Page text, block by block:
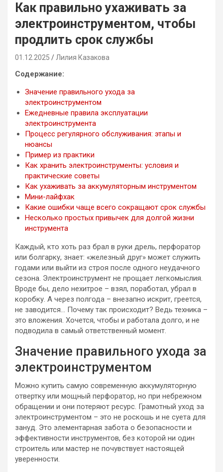
Как правильно ухаживать за
электроинструментом, чтобы
продлить срок службы
01.12.2025 Лилия Казакова
Содержание:
Значение правильного ухода за
электроинструментом
Ежедневные правила эксплуатации
электроинструмента
Процесс регулярного обслуживания: этапы и
нюансы
Пример из практики
Как хранить электроинструменты: условия и
практические советы
Как ухаживать за аккумуляторным инструментом
Мини-лайфхак
Какие ошибки чаще всего сокращают срок службы
Несколько простых привычек для долгой жизни
инструмента
Каждый, кто хоть раз брал в руки дрель, перфоратор
или болгарку, знает: «железный друг» может служить
годами или выйти из строя после одного неудачного
сезона. Электроинструмент не прощает легкомыслия.
Вроде бы, дело нехитрое – взял, поработал, убрал в
коробку. А через полгода – внезапно искрит, греется,
не заводится… Почему так происходит? Ведь техника –
это вложения. Хочется, чтобы и работала долго, и не
подводила в самый ответственный момент.
Значение правильного ухода за
электроинструментом
Можно купить самую современную аккумуляторную
отвертку или мощный перфоратор, но при небрежном
обращении и они потеряют ресурс. Грамотный уход за
электроинструментом – это не роскошь и не суета для
зануд. Это элементарная забота о безопасности и
эффективности инструментов, без которой ни один
строитель или мастер не почувствует настоящей
уверенности.